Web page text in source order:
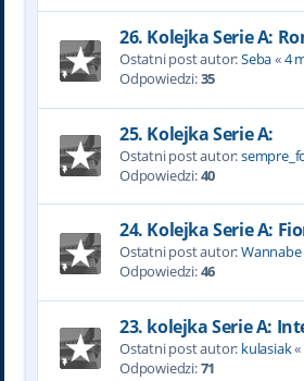
26. Kolejka Serie A:
Ostatni post autor:Seba«4
Odpowiedzi:35
25. Kolejka Serie A:
Ostatni post autor:
Odpowiedzi:40
24. Kolejka Serie A:
Ostatni post autor:Wannabe
Odpowiedzi:46
23. kolejka Serie A:
Ostatni post autor: kulasiak«
Odpowiedzi:71